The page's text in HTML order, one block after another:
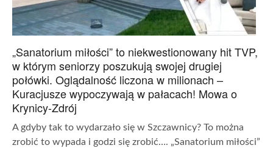
„Sanatorium miłości” to niekwestionowany hit TVP,
w którym seniorzy poszukują swojej drugiej
połówki. Oglądalność liczona w milionach –
Kuracjusze wypoczywają w pałacach! Mowa o
Krynicy-Zdrój
A gdyby tak to wydarzało się w Szczawnicy? To można
zrobić to wypada i godzi się zrobić…. „Sanatorium miłości”